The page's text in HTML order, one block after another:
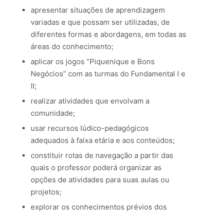
apresentar situações de aprendizagem
variadas e que possam ser utilizadas, de
diferentes formas e abordagens, em todas as
áreas do conhecimento;
aplicar os jogos “Piquenique e Bons
Negócios” com as turmas do Fundamental I e
II;
realizar atividades que envolvam a
comunidade;
usar recursos lúdico-pedagógicos
adequados à faixa etária e aos conteúdos;
constituir rotas de navegação a partir das
quais o professor poderá organizar as
opções de atividades para suas aulas ou
projetos;
explorar os conhecimentos prévios dos